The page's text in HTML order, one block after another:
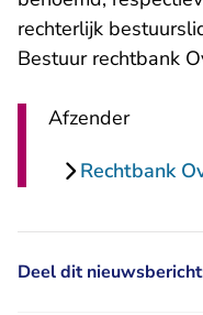
rechterlijk
Bestuur rechtbank
Afzender
Rechtbank
Deel dit